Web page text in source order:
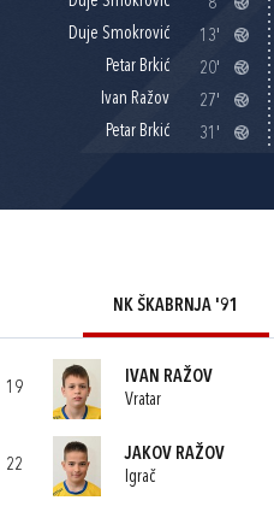
8'
Duje Smokrović
13'
Petar Brkić
20'
Ivan Ražov
27'
Petar Brkić
31'
NK ŠKABRNJA '91
19
IVAN RAŽOV
Vratar
22
JAKOV RAŽOV
Igrač